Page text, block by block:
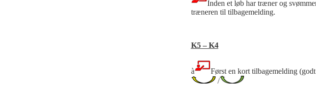
Inden et løb har træner og
træneren til tilbagemelding.
K5 – K4
à Først en kort tilbagemelding
/